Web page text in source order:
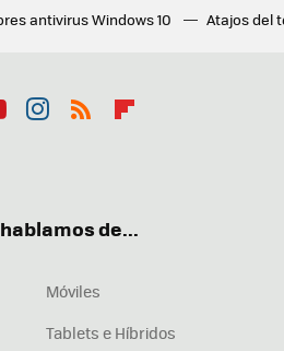
antivirus Windows 10 Atajos del
de...
Móviles
Tablets e Híbridos